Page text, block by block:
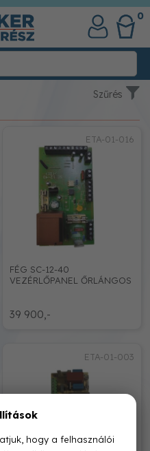
0
Szűrés
ETA-01-016
39 900,-
FÉG SC-12-40
VEZÉRLŐPANEL ŐRLÁNGOS
ETA-01-003
hogy a felhasználói